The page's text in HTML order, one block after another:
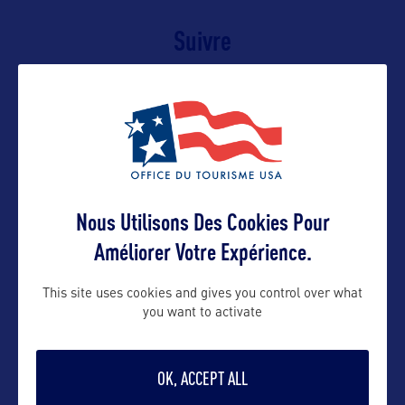
Suivre
Nous Utilisons Des Cookies Pour
Améliorer Votre Expérience.
This site uses cookies and gives you control over what
you want to activate
OK, ACCEPT ALL